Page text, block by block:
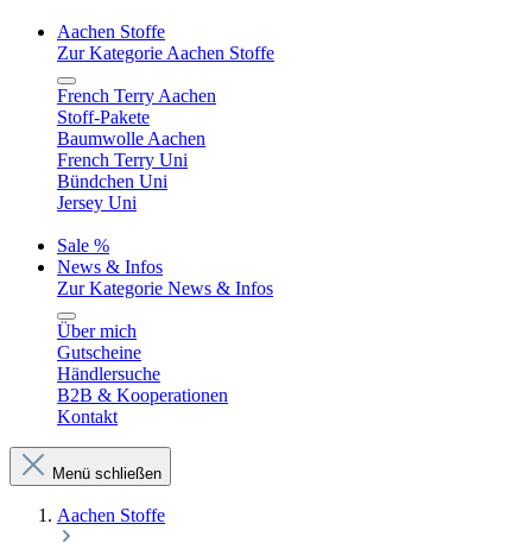
Aachen Stoffe
Zur Kategorie Aachen Stoffe
French Terry Aachen
Stoff-Pakete
Baumwolle Aachen
French Terry Uni
Bündchen Uni
Jersey Uni
Sale %
News & Infos
Zur Kategorie News & Infos
Über mich
Gutscheine
Händlersuche
B2B & Kooperationen
Kontakt
Menü schließen
Aachen Stoffe